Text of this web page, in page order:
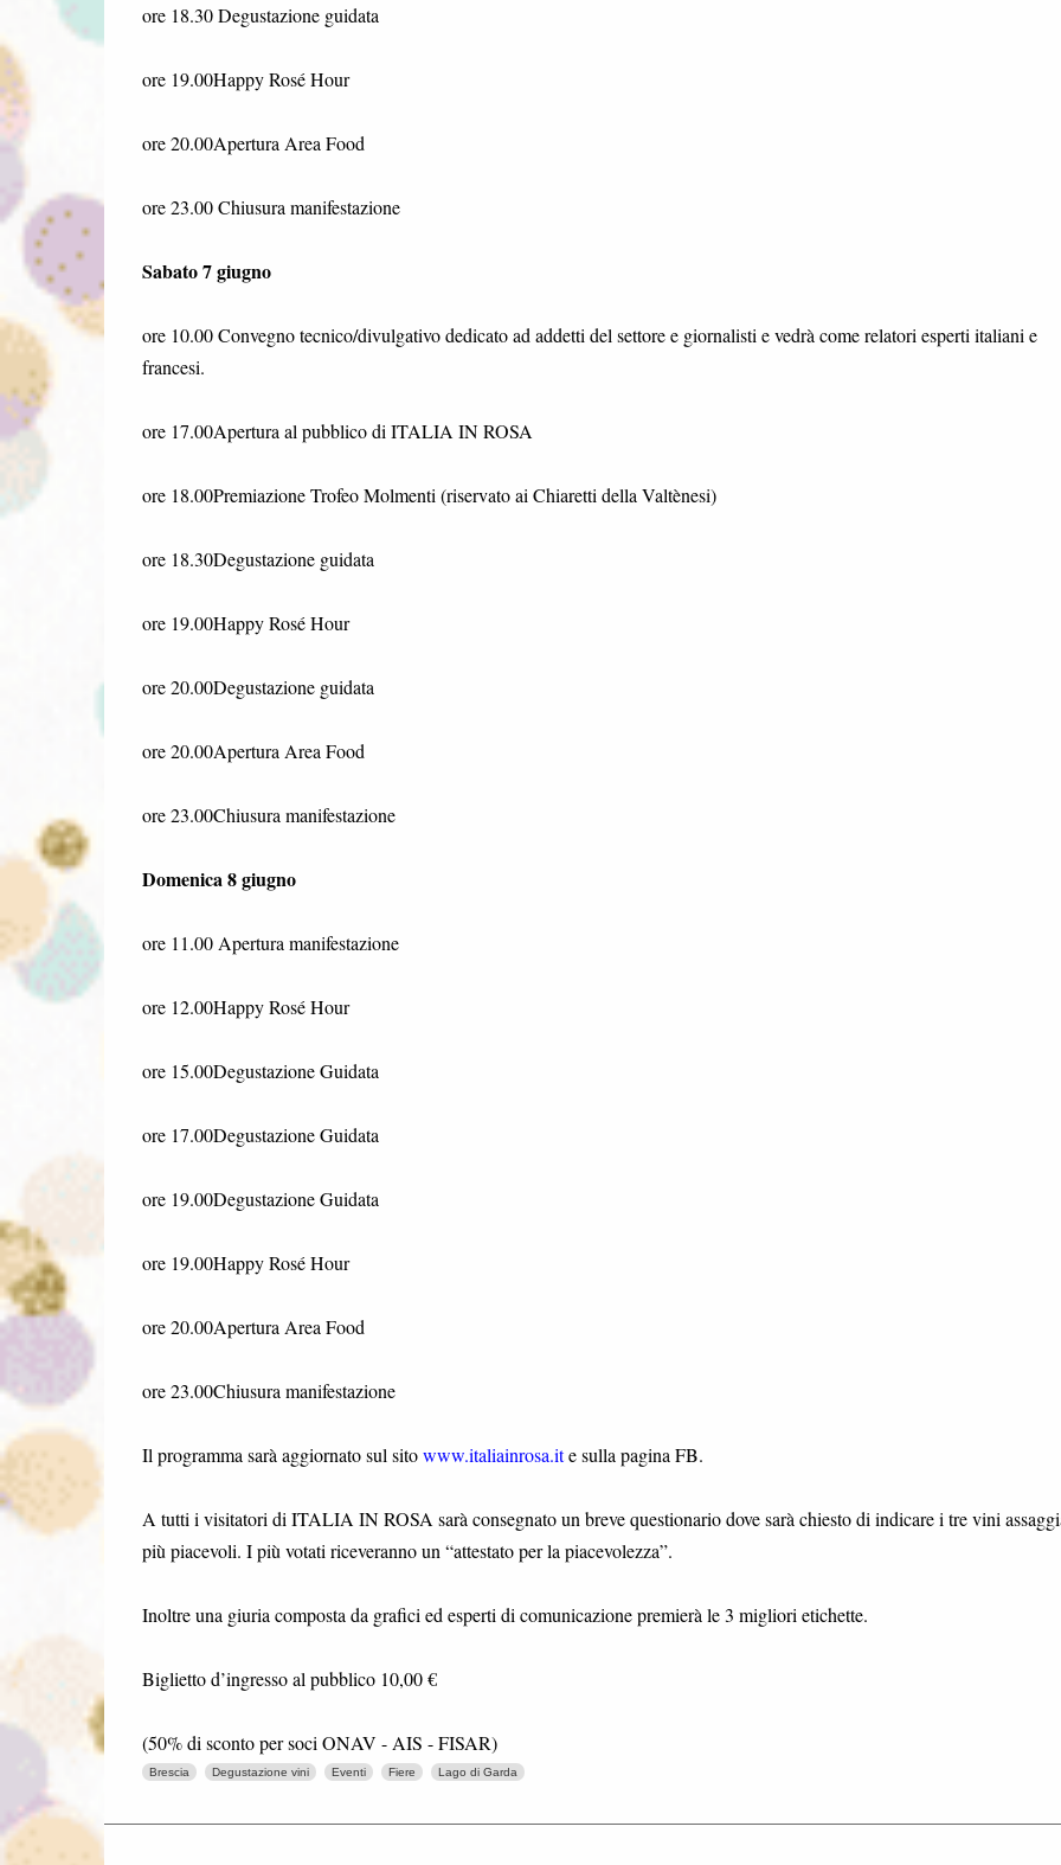
ore 18.30 Degustazione guidata
ore 19.00Happy Rosé Hour
ore 20.00Apertura Area Food
ore 23.00 Chiusura manifestazione
Sabato 7 giugno
ore 10.00 Convegno tecnico/divulgativo dedicato ad addetti del settore e giornalisti e vedrà come relatori esperti italiani e
francesi.
ore 17.00Apertura al pubblico di ITALIA IN ROSA
ore 18.00Premiazione Trofeo Molmenti (riservato ai Chiaretti della Valtènesi)
ore 18.30Degustazione guidata
ore 19.00Happy Rosé Hour
ore 20.00Degustazione guidata
ore 20.00Apertura Area Food
ore 23.00Chiusura manifestazione
Domenica 8 giugno
ore 11.00 Apertura manifestazione
ore 12.00Happy Rosé Hour
ore 15.00Degustazione Guidata
ore 17.00Degustazione Guidata
ore 19.00Degustazione Guidata
ore 19.00Happy Rosé Hour
ore 20.00Apertura Area Food
ore 23.00Chiusura manifestazione
Il programma sarà aggiornato sul sitowww.italiainrosa.ite sulla pagina FB.
A tutti i visitatori di ITALIA IN ROSA sarà consegnato un breve questionario dove sarà chiesto di indicare i tre vini
più piacevoli. I più votati riceveranno un “attestato per la piacevolezza”.
Inoltre una giuria composta da grafici ed esperti di comunicazione premierà le 3 migliori etichette.
Biglietto d’ingresso al pubblico 10,00 €
(50% di sconto per soci ONAV - AIS - FISAR)
Brescia Degustazione vini Eventi Fiere Lago di Garda